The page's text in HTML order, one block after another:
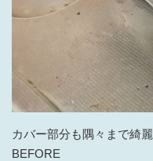
カバー部分も隅々まで綺
BEFORE